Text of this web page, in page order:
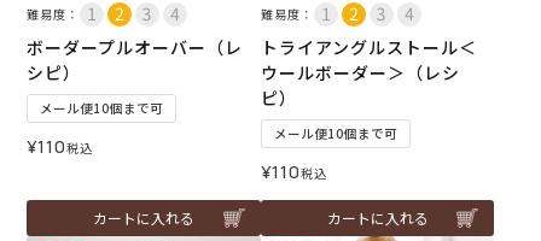
難易度：
ボーダープルオーバー（レ
シピ）
メール便10個まで可
¥110税込
カートに入れる
難易度：
トライアングルストール＜
ウールボーダー＞（レシ
ピ）
メール便10個まで可
¥110税込
カートに入れる